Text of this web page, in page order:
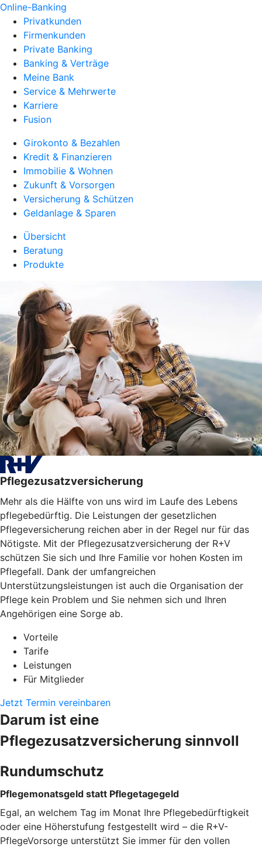
Online-Banking
Privatkunden
Firmenkunden
Private Banking
Banking & Verträge
Meine Bank
Service & Mehrwerte
Karriere
Fusion
Girokonto & Bezahlen
Kredit & Finanzieren
Immobilie & Wohnen
Zukunft & Vorsorgen
Versicherung & Schützen
Geldanlage & Sparen
Übersicht
Beratung
Produkte
Pflegezusatzversicherung
Mehr als die Hälfte von uns wird im Laufe des Lebens
pflegebedürftig. Die Leistungen der gesetzlichen
Pflegeversicherung reichen aber in der Regel nur für das
Nötigste. Mit der Pflegezusatzversicherung der R+V
schützen Sie sich und Ihre Familie vor hohen Kosten im
Pflegefall. Dank der umfangreichen
Unterstützungsleistungen ist auch die Organisation der
Pflege kein Problem und Sie nehmen sich und Ihren
Angehörigen eine Sorge ab.
Vorteile
Tarife
Leistungen
Für Mitglieder
Jetzt Termin vereinbaren
Darum ist eine
Pflegezusatzversicherung sinnvoll
Rundumschutz
Pflegemonatsgeld statt Pflegetagegeld
Egal, an welchem Tag im Monat Ihre Pflegebedürftigkeit
oder eine Höherstufung festgestellt wird – die R+V-
PflegeVorsorge unterstützt Sie immer für den vollen